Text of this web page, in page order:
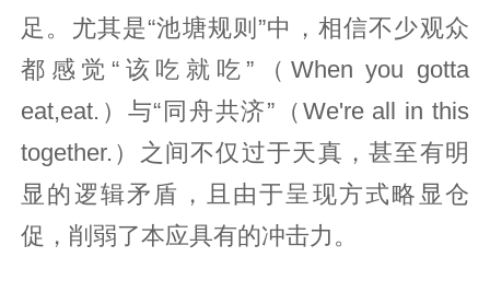
足。尤其是“池塘规则”中，相信不少观众
都感觉“该吃就吃”（When you gotta
eat,eat.）与“同舟共济”（We're all in this
together.）之间不仅过于天真，甚至有明
显的逻辑矛盾，且由于呈现方式略显仓
促，削弱了本应具有的冲击力。